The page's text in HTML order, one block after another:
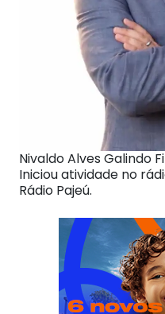
Nivaldo Alves Galindo
Iniciou atividade no
Rádio Pajeú.